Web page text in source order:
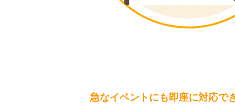
急なイベントにも即座に対応で